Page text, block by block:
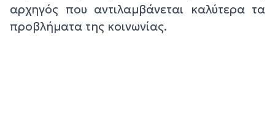
αρχηγός που αντιλαμβάνεται καλύτερα τα
προβλήματα της κοινωνίας.